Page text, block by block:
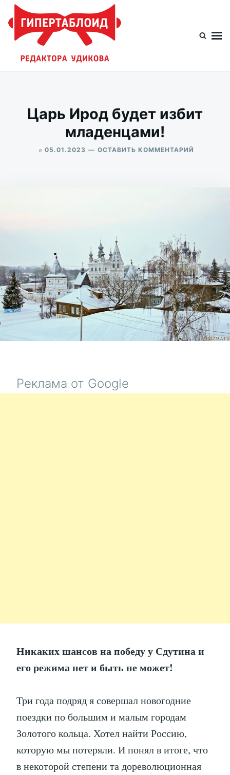
Перейти
содержимому
Искать:
Царь Ирод будет избит
младенцами!
в 05.01.2023 ОСТАВИТЬ КОММЕНТАРИЙ
Реклама от Google
Никаких шансов на победу у Сдутина и
его режима нет и быть не может!
Три года подряд я совершал новогодние
поездки по большим и малым городам
Золотого кольца. Хотел найти Россию,
которую мы потеряли. И понял в итоге, что
в некоторой степени та дореволюционная